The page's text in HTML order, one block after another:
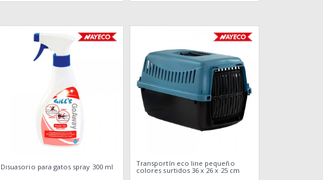
Disuasorio para gatos spray 300 ml
Transportín eco line pequeño
colores surtidos 36 x 26 x 25 cm